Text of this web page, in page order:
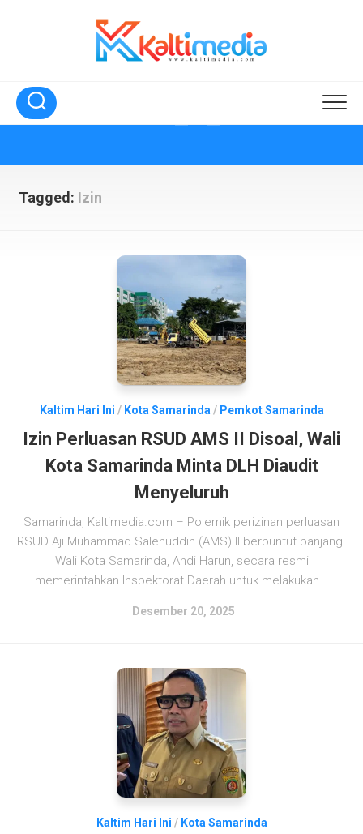
Tagged: Izin
Kaltim Hari Ini / Kota Samarinda / Pemkot Samarinda
Izin Perluasan RSUD AMS II Disoal, Wali
Kota Samarinda Minta DLH Diaudit
Menyeluruh
Samarinda, Kaltimedia.com – Polemik perizinan perluasan
RSUD Aji Muhammad Salehuddin (AMS) II berbuntut panjang.
Wali Kota Samarinda, Andi Harun, secara resmi
memerintahkan Inspektorat Daerah untuk melakukan...
Desember 20, 2025
Kaltim Hari Ini / Kota Samarinda